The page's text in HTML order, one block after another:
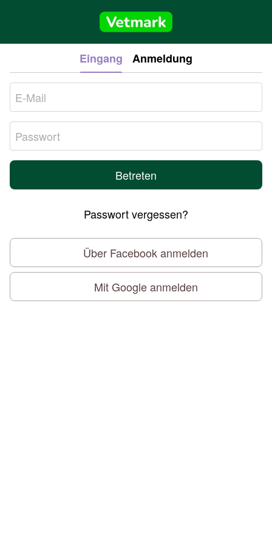
Eingang Anmeldung
Betreten
Passwort vergessen?
Über Facebook anmelden
Mit Google anmelden